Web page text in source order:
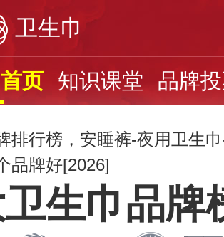
卫生巾
页 知识课堂 品牌
排行榜，安睡裤-夜用卫生
品牌好[2026]
生巾品牌